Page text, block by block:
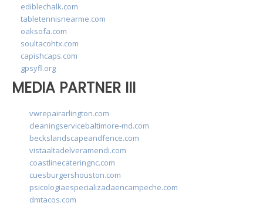
ediblechalk.com
tabletennisnearme.com
oaksofa.com
soultacohtx.com
capishcaps.com
gpsyfl.org
MEDIA PARTNER III
vwrepairarlington.com
cleaningservicebaltimore-md.com
beckslandscapeandfence.com
vistaaltadelveramendi.com
coastlinecateringnc.com
cuesburgershouston.com
psicologiaespecializadaencampeche.com
dmtacos.com